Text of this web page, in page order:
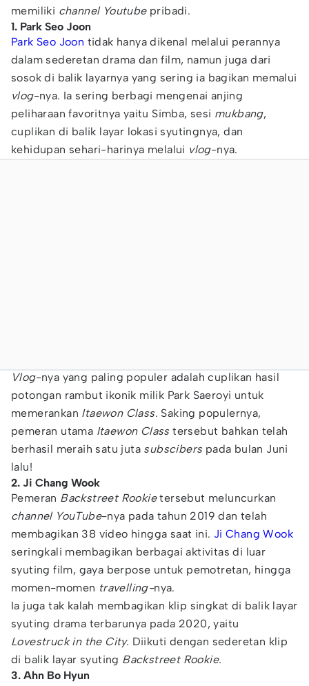
memiliki channel Youtubepribadi.
1. Park Seo Joon
Park Seo Joon tidak hanya dikenal melalui perannya
dalam sederetan drama dan film, namun juga dari
sosok di balik layarnya yang sering ia bagikan memalui
vlog-nya. Ia sering berbagi mengenai anjing
peliharaan favoritnya yaitu Simba, sesi mukbang,
cuplikan di balik layar lokasi syutingnya, dan
kehidupan sehari-harinya melalui vlog-nya.
Vlog-nya yang paling populer adalah cuplikan hasil
potongan rambut ikonik milik Park Saeroyi untuk
memerankan Itaewon Class. Saking populernya,
pemeran utama Itaewon Classtersebut bahkan telah
berhasil meraih satu juta subsciberspada bulan Juni
lalu!
2. Ji Chang Wook
Pemeran Backstreet Rookietersebut meluncurkan
channel YouTube-nya pada tahun 2019 dan telah
membagikan 38 video hingga saat ini. Ji Chang Wook
seringkali membagikan berbagai aktivitas di luar
syuting film, gaya berpose untuk pemotretan, hingga
momen-momen travelling-nya.
Ia juga tak kalah membagikan klip singkat di balik layar
syuting drama terbarunya pada 2020, yaitu
Lovestruck in the City. Diikuti dengan sederetan klip
di balik layar syuting Backstreet Rookie.
3. Ahn Bo Hyun